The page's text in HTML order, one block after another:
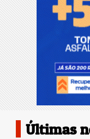
Últimas